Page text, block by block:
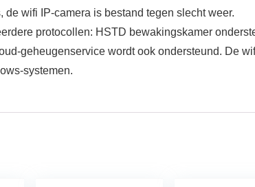
de wifi IP-camera is bestand tegen slecht weer.
protocollen: HSTD bewakingskamer
geheugenservice wordt ook ondersteund. De
systemen.